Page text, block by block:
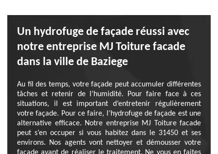
Un hydrofuge de façade réussi avec
notre entreprise MJ Toiture facade
dans la ville de Baziege
Au fil des temps, votre façade peut accumuler différentes
tâches et retenir de l’humidité. Pour faire face à ces
situations, il est important d’entretenir régulièrement
votre façade. Pour ce faire, l’hydrofuge de façade est une
alternative efficace. Notre entreprise MJ Toiture facade
peut s’en occuper si vous habitez dans le 31450 et ses
environs. Nos agents vont nettoyer et démousser votre